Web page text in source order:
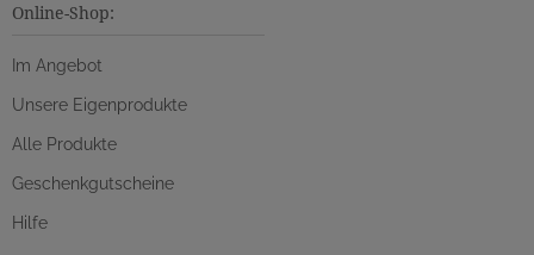
Online-Shop:
Im Angebot
Unsere Eigenprodukte
Alle Produkte
Geschenkgutscheine
Hilfe